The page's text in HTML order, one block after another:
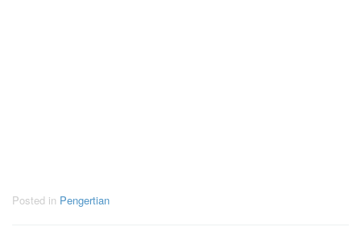
Posted in Pengertian